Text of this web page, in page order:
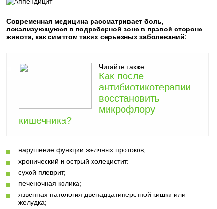
Современная медицина рассматривает боль,
локализующуюся в подреберной зоне в правой стороне
живота, как симптом таких серьезных заболеваний:
Читайте также:
Как после
антибиотикотерапии
восстановить
микрофлору
кишечника?
нарушение функции желчных протоков;
хронический и острый холецистит;
сухой плеврит;
печеночная колика;
язвенная патология двенадцатиперстной кишки или
желудка;